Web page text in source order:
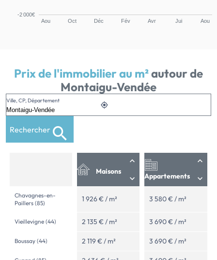
Aou Oct Déc Fév Avr Jui Aou
-2 000€
Prix de l'immobilier au m²autour de
Montaigu-Vendée
Ville, CP, Département
Rechercher
Maisons
Appartements
Chavagnes-en-
Paillers (85)
1 926 € / m² 3 580 € / m²
Vieillevigne (44) 2 135 € / m² 3 690 € / m²
Boussay (44) 2 119 € / m² 3 690 € / m²